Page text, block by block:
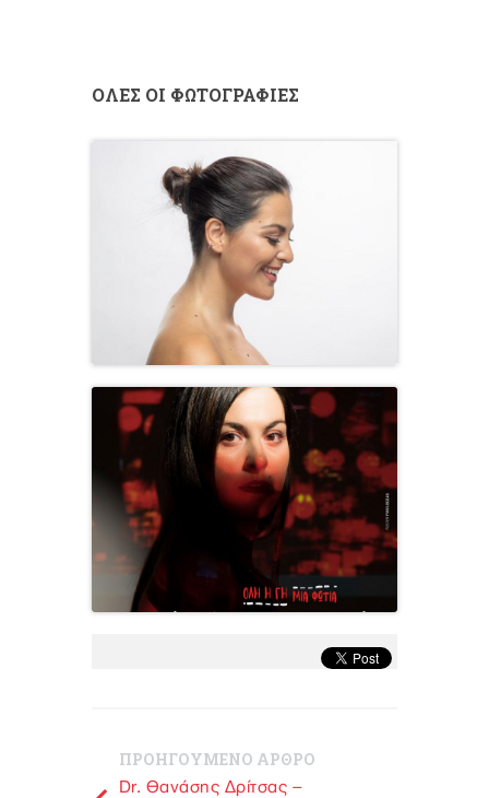
ΟΛΕΣ ΟΙ ΦΩΤΟΓΡΑΦΙΕΣ
ΠΡΟΗΓΟΥΜΕΝΟ ΑΡΘΡΟ
Dr. Θανάσης Δρίτσας –